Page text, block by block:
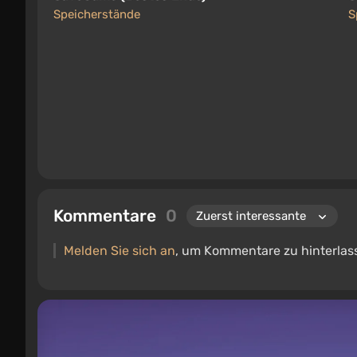
Speicherstände
Kommentare 0
Melden Sie sich an, um Kommentare zu